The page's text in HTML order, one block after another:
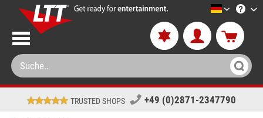
LTT-
TRUSTED SHOPS +49 (0)2871-2347790